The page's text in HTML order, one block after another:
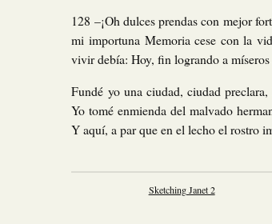
128 –¡Oh dulces prendas con mejor
mi importuna Memoria cese con la
vivir debía: Hoy, fin logrando a
Fundé yo una ciudad, ciudad
Yo tomé enmienda del malvado
Y aquí, a par que en el lecho el rostro
Sketching Janet 2